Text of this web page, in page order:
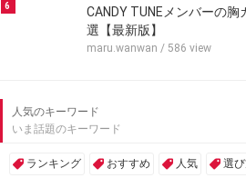
6
CANDY TUNEメンバーの
選【最新版】
maru.wanwan / 586 view
人気のキーワード
いま話題のキーワード
ランキング おすすめ 人気 選